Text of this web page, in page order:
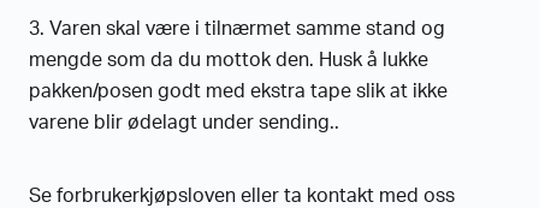
3. Varen skal være i tilnærmet samme stand og
mengde som da du mottok den. Husk å lukke
pakken/posen godt med ekstra tape slik at ikke
varene blir ødelagt under sending..
Se forbrukerkjøpsloven eller ta kontakt med oss